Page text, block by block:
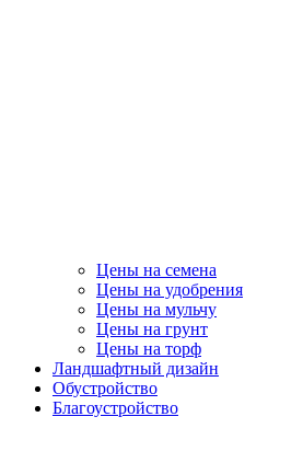
Цены на семена
Цены на удобрения
Цены на мульчу
Цены на грунт
Цены на торф
Ландшафтный дизайн
Обустройство
Благоустройство